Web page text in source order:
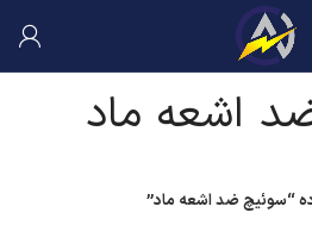
اشعه ماد
“سوئیچ ضد اشعه ماد”